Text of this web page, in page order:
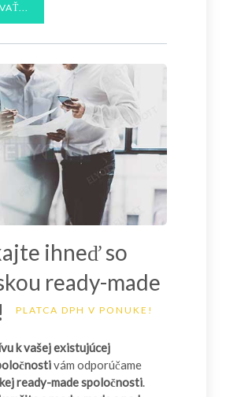
ihneď so
ready-made
PLATCA DPH V PONUKE!
k vašej existujúcej
vám odporúčame
ready-made spoločnosti